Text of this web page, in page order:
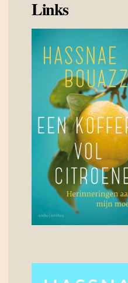
Links